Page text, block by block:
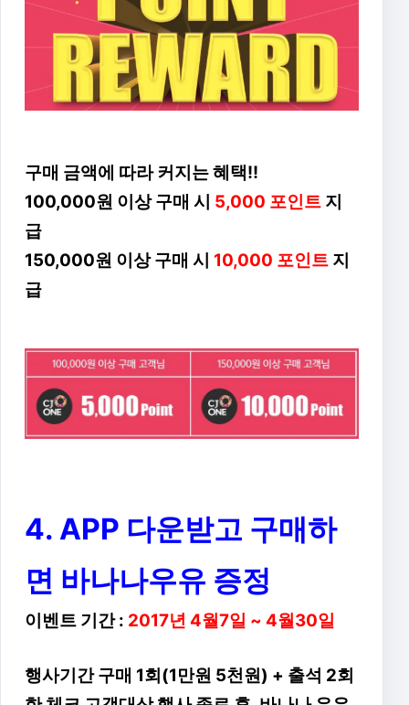
구매 금액에 따라 커지는 혜택!!
100,000원 이상 구매 시 5,000 포인트 지
급
150,000원 이상 구매 시 10,000 포인트 지
급
4. APP 다운받고 구매하
면 바나나우유 증정
이벤트 기간 : 2017년 4월7일 ~ 4월30일
행사기간 구매 1회(1만원 5천원) + 출석 2회